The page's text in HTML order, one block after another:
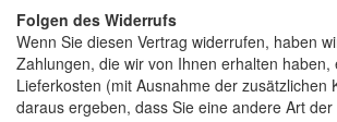
Folgen des Widerrufs
Wenn Sie diesen Vertrag widerrufen, haben
Zahlungen, die wir von Ihnen erhalten haben,
Lieferkosten (mit Ausnahme der zusätzlichen
daraus ergeben, dass Sie eine andere Art